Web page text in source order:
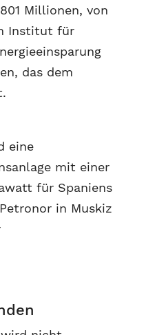
Millionen, von
Institut für
das dem
eine
mit einer
für Spaniens
in Muskiz